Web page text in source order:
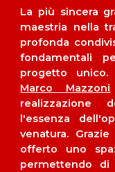
La più sincera
maestria nella
profonda
fondamentali
progetto unico.
Marco Mazzoni
realizzazione
l'essenza
venatura.
offerto uno
permettendo di